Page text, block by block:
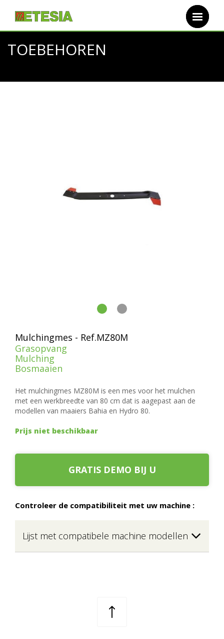
TOEBEHOREN
Mulchingmes - Ref.MZ80M
Grasopvang
Mulching
Bosmaaien
Het mulchingmes MZ80M is een mes voor het mulchen
met een werkbreedte van 80 cm dat is aagepast aan de
modellen van maaiers Bahia en Hydro 80.
Prijs niet beschikbaar
GRATIS DEMO BIJ U
Controleer de compatibiliteit met uw machine :
Lijst met compatibele machine modellen